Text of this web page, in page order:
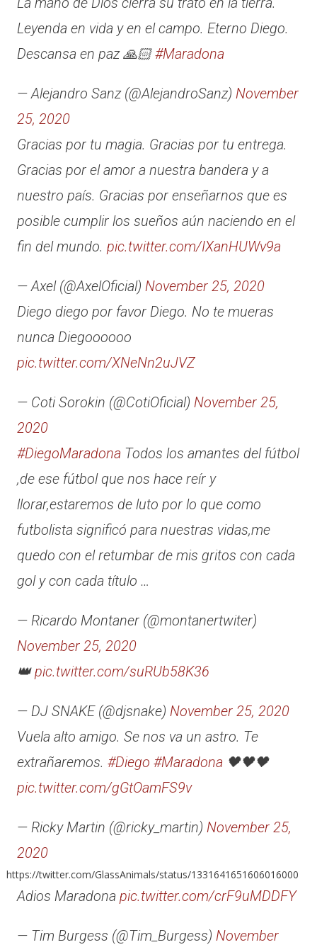
Leyenda en vida y en el campo. Eterno Diego.
Descansa en paz 🙏🏻#Maradona
— Alejandro Sanz (@AlejandroSanz) November
25, 2020
Gracias por tu magia. Gracias por tu entrega.
Gracias por el amor a nuestra bandera y a
nuestro país. Gracias por enseñarnos que es
posible cumplir los sueños aún naciendo en el
fin del mundo. pic.twitter.com/IXanHUWv9a
— Axel (@AxelOficial) November 25, 2020
Diego diego por favor Diego. No te mueras
nunca Diegoooooo
pic.twitter.com/XNeNn2uJVZ
— Coti Sorokin (@CotiOficial) November 25,
2020
#DiegoMaradona Todos los amantes del fútbol
,de ese fútbol que nos hace reír y
llorar,estaremos de luto por lo que como
futbolista significó para nuestras vidas,me
quedo con el retumbar de mis gritos con cada
gol y con cada título …
— Ricardo Montaner (@montanertwiter)
November 25, 2020
👑pic.twitter.com/suRUb58K36
— DJ SNAKE (@djsnake) November 25, 2020
Vuela alto amigo. Se nos va un astro. Te
extrañaremos. #Diego #Maradona 🖤🖤🖤
pic.twitter.com/gGtOamFS9v
— Ricky Martin (@ricky_martin) November 25,
2020
https://twitter.com/GlassAnimals/status/1331641651606016000
Adios Maradona pic.twitter.com/crF9uMDDFY
— Tim Burgess (@Tim_Burgess) November